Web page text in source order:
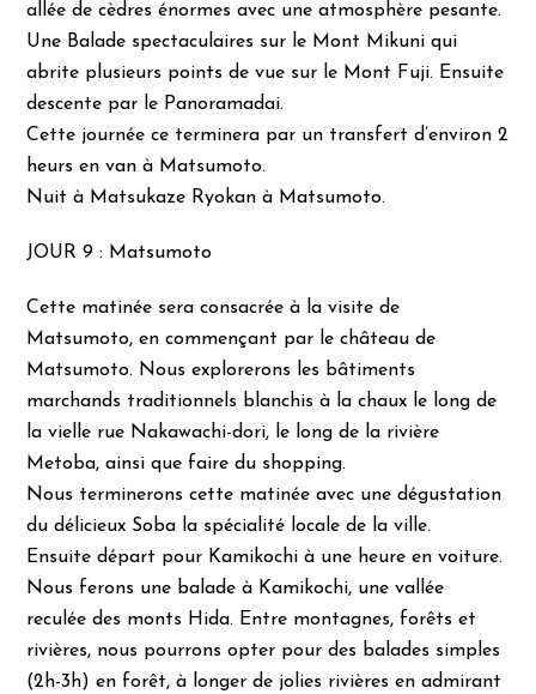
allée de cèdres énormes avec une atmosphère pesante.
Une Balade spectaculaires sur le Mont Mikuni qui
abrite plusieurs points de vue sur le Mont Fuji. Ensuite
descente par le Panoramadai.
Cette journée ce terminera par un transfert d’environ 2
heurs en van à Matsumoto.
Nuit à Matsukaze Ryokan à Matsumoto.
JOUR 9 : Matsumoto
Cette matinée sera consacrée à la visite de
Matsumoto, en commençant par le château de
Matsumoto. Nous explorerons les bâtiments
marchands traditionnels blanchis à la chaux le long de
la vielle rue Nakawachi-dori, le long de la rivière
Metoba, ainsi que faire du shopping.
Nous terminerons cette matinée avec une dégustation
du délicieux Soba la spécialité locale de la ville.
Ensuite départ pour Kamikochi à une heure en voiture.
Nous ferons une balade à Kamikochi, une vallée
reculée des monts Hida. Entre montagnes, forêts et
rivières, nous pourrons opter pour des balades simples
(2h-3h) en forêt, à longer de jolies rivières en admirant